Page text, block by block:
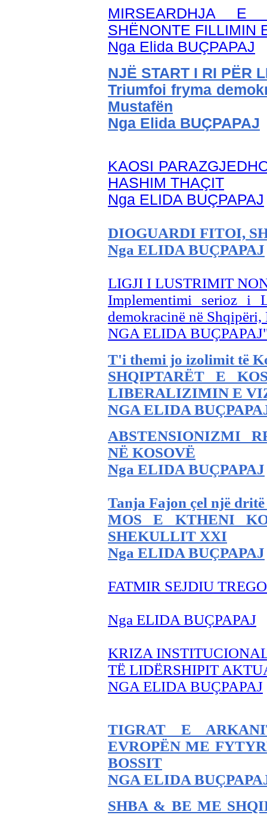
MIRSEARDHJA
SHËNONTE FILLIMIN
Nga Elida BUÇPAPAJ
NJË START I RI PËR
Triumfoi fryma
Mustafën
Nga Elida BUÇPAPAJ
KAOSI
HASHIM THAÇIT
Nga ELIDA BUÇPAPAJ
DIOGUARDI FITOI,
Nga ELIDA BUÇPAPAJ
LIGJI I LUSTRIMIT
Implementimi serioz i
demokracinë në
NGA ELIDA
T'i themi jo izolimit të
SHQIPTARËT E
LIBERALIZIMIN E
NGA ELIDA
ABSTENSIONIZMI
NË KOSOVË
Nga ELIDA BUÇPAPAJ
Tanja Fajon çel një
MOS E KTHENI
SHEKULLIT XXI
Nga ELIDA BUÇPAPAJ
FATMIR SEJDIU
Nga ELIDA BUÇPAPAJ
KRIZA
TË LIDËRSHIPIT
NGA ELIDA BUÇPAPAJ
TIGRAT E
EVROPËN ME
BOSSIT
NGA ELIDA
SHBA & BE ME